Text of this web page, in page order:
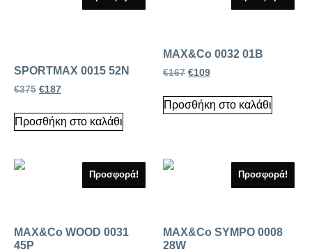
SPORTMAX 0015 52N
€375 €187
Προσθήκη στο καλάθι
MAX&Co 0032 01B
€167 €109
Προσθήκη στο καλάθι
Προσφορά!
MAX&Co WOOD 0031
45P
Προσφορά!
MAX&Co SYMPO 0008
28W